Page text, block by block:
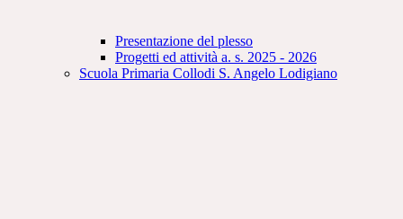
Presentazione del plesso
Progetti ed attività a. s. 2025 - 2026
Scuola Primaria Collodi S. Angelo Lodigiano